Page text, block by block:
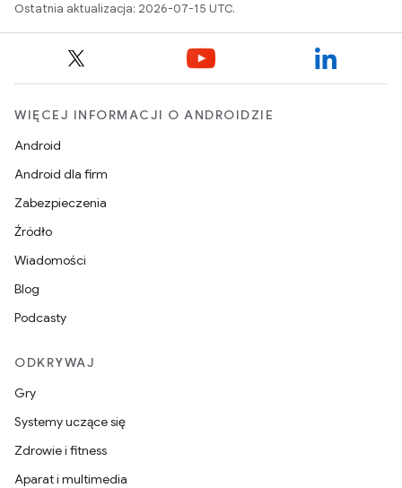
Ostatnia aktualizacja: 2026-07-15 UTC.
WIĘCEJ INFORMACJI O ANDROIDZIE
Android
Android dla firm
Zabezpieczenia
Źródło
Wiadomości
Blog
Podcasty
ODKRYWAJ
Gry
Systemy uczące się
Zdrowie i fitness
Aparat i multimedia